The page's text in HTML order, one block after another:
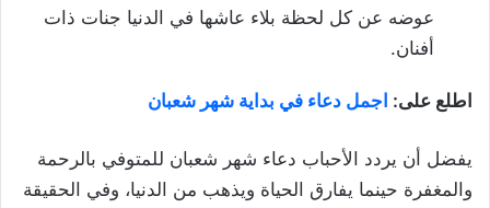
عوضه عن كل لحظة بلاء عاشها في الدنيا جنات ذات
أفنان.
اطلع على: اجمل دعاء في بداية شهر شعبان
يفضل أن يردد الأحباب دعاء شهر شعبان للمتوفي بالرحمة
والمغفرة حينما يفارق الحياة ويذهب من الدنيا، وفي الحقيقة